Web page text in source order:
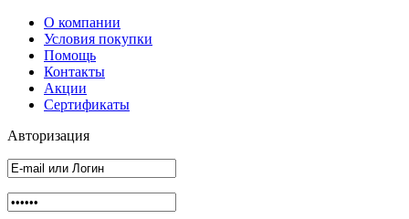
О компании
Условия покупки
Помощь
Контакты
Акции
Сертификаты
Авторизация